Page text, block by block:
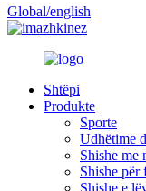
Global/english
kinez
Shtëpi
Produkte
Sporte
Udhëtime
Shishe me
Shishe për
Shishe e